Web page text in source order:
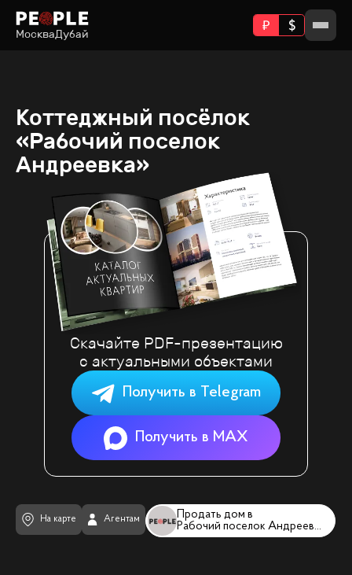
МоскваДубай
Коттеджный посёлок
«Рабочий поселок
Андреевка»
Продать дом в
Рабочий поселок Андреевка
На карте Агентам
Скачайте PDF-презентацию
с актуальными объектами
Получить в Telegram
Получить в MAX